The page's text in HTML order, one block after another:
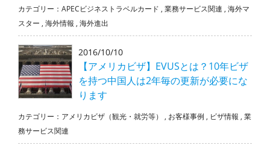
カテゴリー： APECビジネストラベルカード , 業務サービス関連 , 海外マ
スター , 海外情報 , 海外進出
2016/10/10
【アメリカビザ】EVUSとは？10年ビザ
を持つ中国人は2年毎の更新が必要にな
ります
カテゴリー： アメリカビザ（観光・就労等） , お客様事例 , ビザ情報 , 業
務サービス関連